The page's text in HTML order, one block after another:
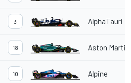
3 AlphaTauri
18 Aston Martin
10 Alpine